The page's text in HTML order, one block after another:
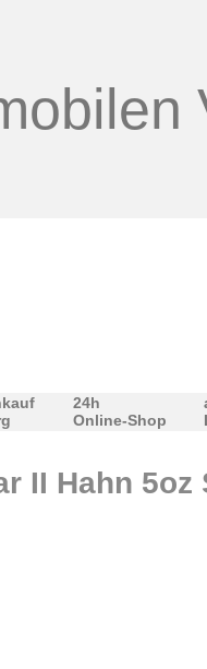
24h
Online-Shop
II Hahn 5oz